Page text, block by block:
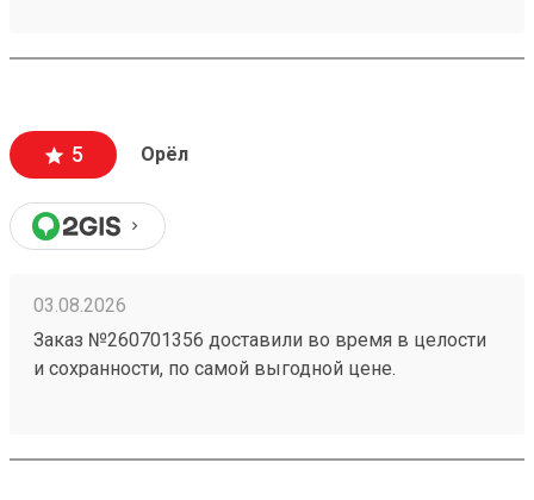
5 Орёл
03.08.2026
Заказ №260701356 доставили во время в целости
и сохранности, по самой выгодной цене.